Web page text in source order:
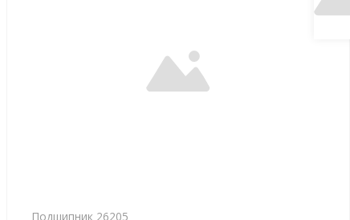
Подшипник 26205